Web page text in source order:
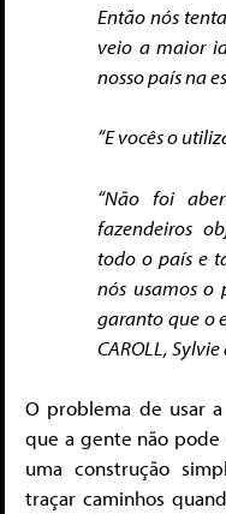
Então nós
veio a maior
nosso país na
“E vocês o
“Não foi
fazendeiros
todo o país e
nós usamos o
garanto que o
CAROLL,
O problema de usar
que a gente não pode
uma construção
traçar caminhos